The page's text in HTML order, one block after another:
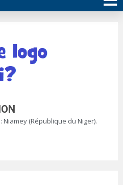
Niamey (République du Niger).